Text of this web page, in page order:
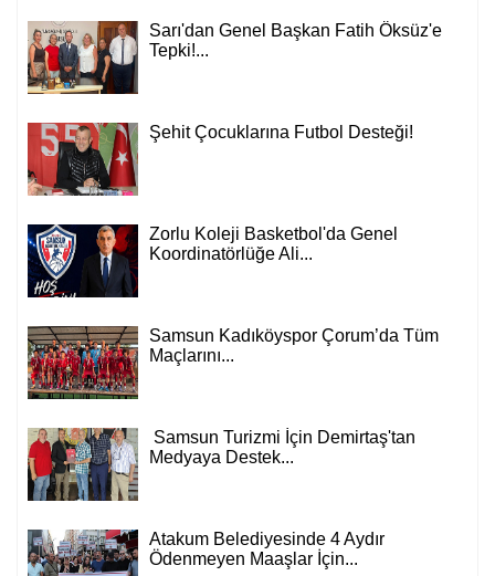
Sarı'dan Genel Başkan Fatih Öksüz'e
Tepki!...
Şehit Çocuklarına Futbol Desteği!
Zorlu Koleji Basketbol'da Genel
Koordinatörlüğe Ali...
Samsun Kadıköyspor Çorum’da Tüm
Maçlarını...
Samsun Turizmi İçin Demirtaş'tan
Medyaya Destek...
Atakum Belediyesinde 4 Aydır
Ödenmeyen Maaşlar İçin...